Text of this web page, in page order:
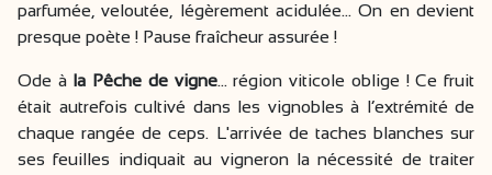
parfumée, veloutée, légèrement acidulée… On en devient
presque poète ! Pause fraîcheur assurée !
Ode à la Pêche de vigne… région viticole oblige ! Ce fruit
était autrefois cultivé dans les vignobles à l’extrémité de
chaque rangée de ceps. L'arrivée de taches blanches sur
ses feuilles indiquait au vigneron la nécessité de traiter